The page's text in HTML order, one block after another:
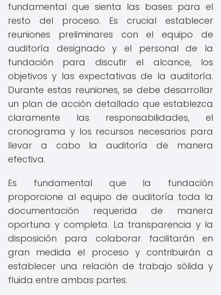
fundamental que sienta las bases para el
resto del proceso. Es crucial establecer
reuniones preliminares con el equipo de
auditoría designado y el personal de la
fundación para discutir el alcance, los
objetivos y las expectativas de la auditoría.
Durante estas reuniones, se debe desarrollar
un plan de acción detallado que establezca
claramente las responsabilidades, el
cronograma y los recursos necesarios para
llevar a cabo la auditoría de manera
efectiva.
Es fundamental que la fundación
proporcione al equipo de auditoría toda la
documentación requerida de manera
oportuna y completa. La transparencia y la
disposición para colaborar facilitarán en
gran medida el proceso y contribuirán a
establecer una relación de trabajo sólida y
fluida entre ambas partes.